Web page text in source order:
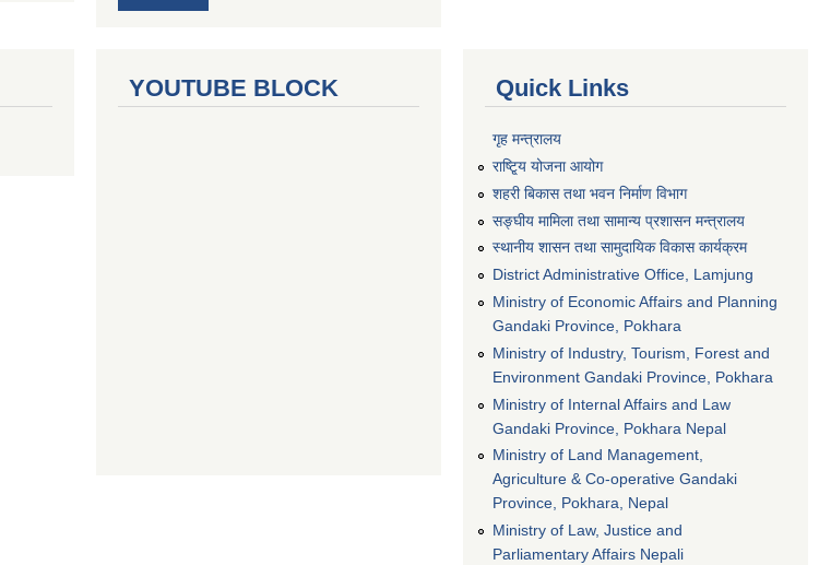
YOUTUBE BLOCK Quick Links
गृह मन्त्रालय
राष्टि्ृय योजना आयोग
शहरी बिकास तथा भवन निर्माण विभाग
सङ्घीय मामिला तथा सामान्य प्रशासन मन्त्रालय
स्थानीय शासन तथा सामुदायिक विकास कार्यक्रम
District Administrative Office, Lamjung
Ministry of Economic Affairs and Planning
Gandaki Province, Pokhara
Ministry of Industry, Tourism, Forest and
Environment Gandaki Province, Pokhara
Ministry of Internal Affairs and Law
Gandaki Province, Pokhara Nepal
Ministry of Land Management,
Agriculture & Co-operative Gandaki
Province, Pokhara, Nepal
Ministry of Law, Justice and
Parliamentary Affairs Nepali